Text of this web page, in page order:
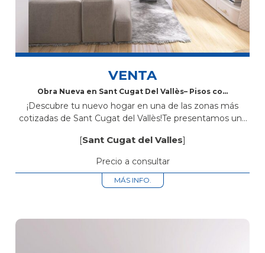
VENTA
Obra Nueva en Sant Cugat Del Vallès– Pisos con
¡Descubre tu nuevo hogar en una de las zonas más
cotizadas de Sant Cugat del Vallès!Te presentamos una
Rius i Taulet...
[Sant Cugat del Valles]
Precio a consultar
MÁS INFO.